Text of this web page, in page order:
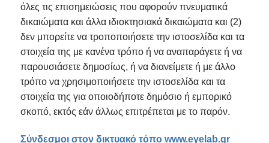
όλες τις επισημειώσεις που αφορούν πνευματικά
δικαιώματα και άλλα ιδιοκτησιακά δικαιώματα και (2)
δεν μπορείτε να τροποποιήσετε την ιστοσελίδα και τα
στοιχεία της με κανένα τρόπο ή να αναπαράγετε ή να
παρουσιάσετε δημοσίως, ή να διανείμετε ή με άλλο
τρόπο να χρησιμοποιήσετε την ιστοσελίδα και τα
στοιχεία της για οποιοδήποτε δημόσιο ή εμπορικό
σκοπό, εκτός εάν άλλως επιτρέπεται με το παρόν.
Σύνδεσμοι στον δικτυακό τόπο www.eyelab.gr